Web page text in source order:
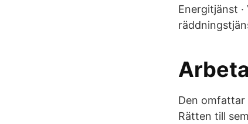
Energitjänst
Den omfattar
Rätten till